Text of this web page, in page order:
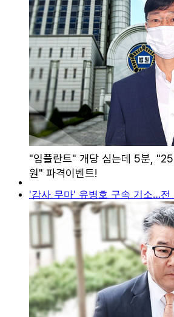
'감사 무마' 유병호 구속 기소…전